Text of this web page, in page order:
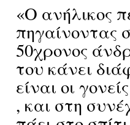
«Ο ανήλικος
πηγαίνοντας
50χρονος
του κάνει
είναι οι
, και στη